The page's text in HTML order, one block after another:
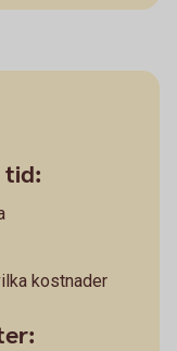
tid:
kostnader